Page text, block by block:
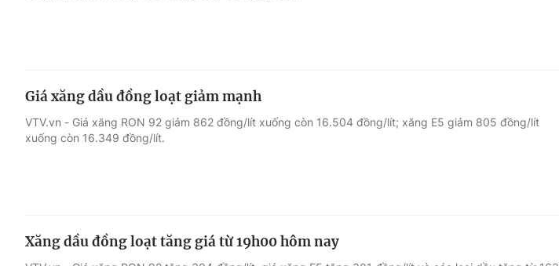
Giá xăng dầu đồng loạt giảm mạnh
VTV.vn - Giá xăng RON 92 giảm 862 đồng/lít xuống còn 16.504 đồng/lít; xăng E5 giảm 805 đồng/lít
xuống còn 16.349 đồng/lít.
Xăng dầu đồng loạt tăng giá từ 19h00 hôm nay